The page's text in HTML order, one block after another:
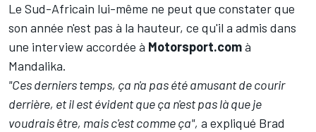
Le Sud-Africain lui-même ne peut que constater que
son année n'est pas à la hauteur, ce qu'il a admis dans
une interview accordée à Motorsport.comà
Mandalika.
"Ces derniers temps, ça n'a pas été amusant de courir
derrière, et il est évident que ça n'est pas là que je
voudrais être, mais c'est comme ça", a expliqué Brad